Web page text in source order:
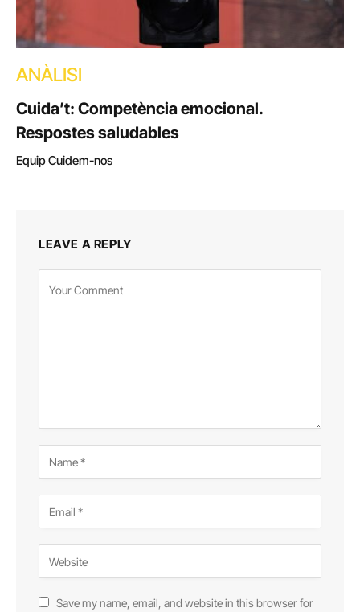
ANÀLISI
Cuida’t: Competència emocional.
Respostes saludables
Equip Cuidem-nos
LEAVE A REPLY
Save my name, email, and website in this browser for